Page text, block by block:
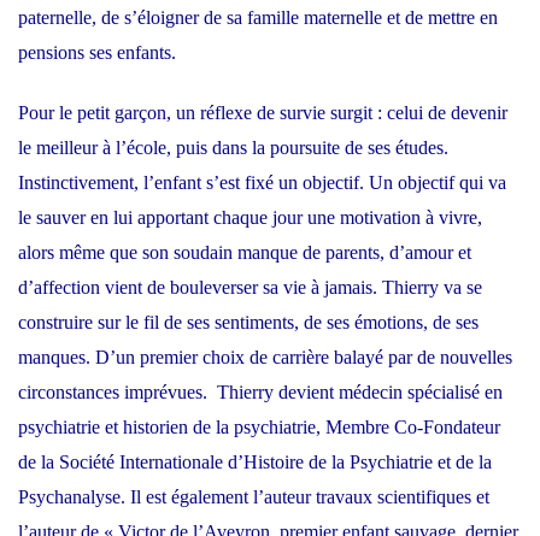
paternelle, de s’éloigner de sa famille maternelle et de mettre en
pensions ses enfants.
Pour le petit garçon, un réflexe de survie surgit : celui de devenir
le meilleur à l’école, puis dans la poursuite de ses études.
Instinctivement, l’enfant s’est fixé un objectif. Un objectif qui va
le sauver en lui apportant chaque jour une motivation à vivre,
alors même que son soudain manque de parents, d’amour et
d’affection vient de bouleverser sa vie à jamais. Thierry va se
construire sur le fil de ses sentiments, de ses émotions, de ses
manques. D’un premier choix de carrière balayé par de nouvelles
circonstances imprévues. Thierry devient médecin spécialisé en
psychiatrie et historien de la psychiatrie, Membre Co-Fondateur
de la Société Internationale d’Histoire de la Psychiatrie et de la
Psychanalyse. Il est également l’auteur travaux scientifiques et